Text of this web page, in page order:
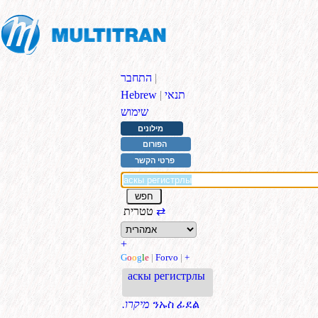
התחבר |
Hebrew | תנאי
שימוש
מילונים
הפורום
פרטי הקשר
⇄
+
Google | Forvo | +
аскы регистрлы
.מיקרו ንኡስ ፊደል